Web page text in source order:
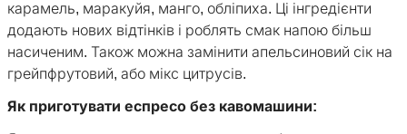
карамель, маракуйя, манго, обліпиха. Ці інгредієнти
додають нових відтінків і роблять смак напою більш
насиченим. Також можна замінити апельсиновий сік на
грейпфрутовий, або мікс цитрусів.
Як приготувати еспресо без кавомашини: